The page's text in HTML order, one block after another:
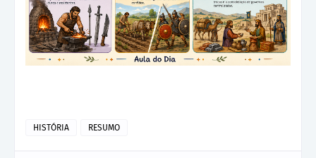
HISTÓRIA RESUMO